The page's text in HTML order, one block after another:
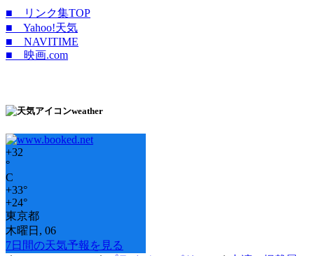
■ リンク集TOP
■ Yahoo!天気
■ NAVITIME
■ 映画.com
weather
+32
°
C
+33°
+24°
東京都
木曜日, 06
7日間の天気予報を見る